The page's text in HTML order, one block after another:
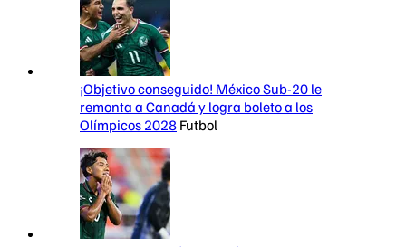
¡Objetivo conseguido! México Sub-20 le
remonta a Canadá y logra boleto a los
Olímpicos 2028 Futbol